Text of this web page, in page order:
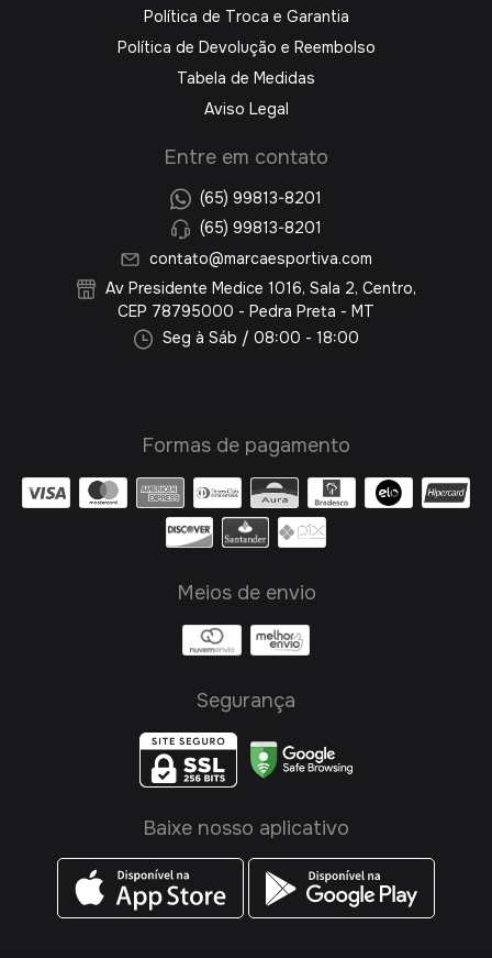
Política de Troca e Garantia
Política de Devolução e Reembolso
Tabela de Medidas
Aviso Legal
Entre em contato
(65) 99813-8201
(65) 99813-8201
contato@marcaesportiva.com
Av Presidente Medice 1016, Sala 2, Centro,
CEP 78795000 - Pedra Preta - MT
Seg à Sáb / 08:00 - 18:00
Formas de pagamento
Meios de envio
Segurança
Baixe nosso aplicativo